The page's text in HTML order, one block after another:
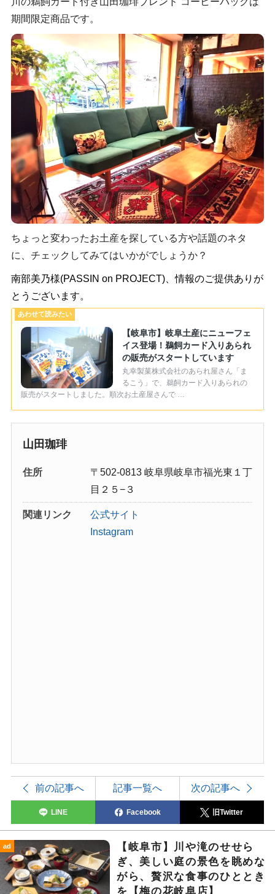
期間限定商品です。
ちょっと変わったお土産を探している方や話題のネタ
に、チェックしてみてはいかがでしょうか？
南部美乃様(PASSIN on PROJECT)、情報のご提供ありが
とうございます。
【岐阜市】岐阜土産にニューフェ
イス登場！鵜飼カード入りあられ
の販売がスタートしています
丸幸製菓株式会社のあられ屋さん「ま
るこう」で、鵜飼カード入りあられの
販売がスタートしました。順次お土産屋さんで …
山田珈琲
住所
〒502-0813 岐阜県岐阜市福光東１丁
目２５−３
関連リンク
公式サイト
Instagram
前の記事へ 記事一覧へ 次の記事へ
LINE Facebook 旧Twitter
ad
【岐阜市】川や滝のせせら
ぎ、美しい庭の景色を眺めな
がら、贅沢な食事のひととき
を【梅の花岐阜店】